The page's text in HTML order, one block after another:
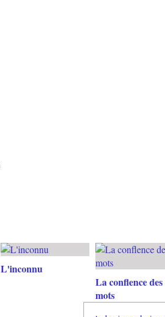
L'inconnu
La conflence des
mots